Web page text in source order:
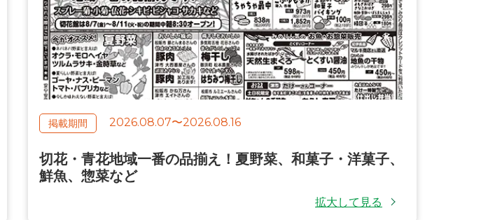
2026.08.07〜2026.08.16
切花・青花地域一番の品揃え！夏野菜、和菓子・洋菓子、
鮮魚、惣菜など
拡大して見る